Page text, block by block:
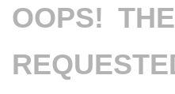
OOPS!